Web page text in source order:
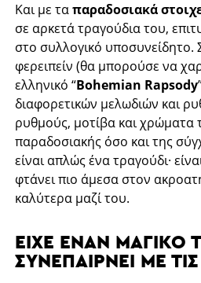
Και με ταπαραδοσιακά
σε αρκετά τραγούδια του,
στο συλλογικό υποσυνείδητο.
φερειπείν (θα μπορούσε να
ελληνικό “Bohemian Rapsody
διαφορετικών μελωδιών και
ρυθμούς, μοτίβα και χρώματα
παραδοσιακής όσο και της
είναι απλώς ένα τραγούδι·
φτάνει πιο άμεσα στον
καλύτερα μαζί του.
ΕΊΧΕ ΈΝΑΝ ΜΑΓΙΚΌ
ΣΥΝΕΠΑΊΡΝΕΙ ΜΕ